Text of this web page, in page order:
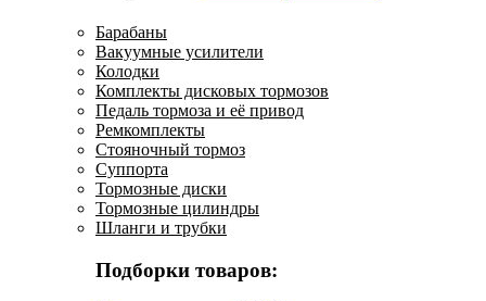
Барабаны
Вакуумные усилители
Колодки
Комплекты дисковых тормозов
Педаль тормоза и её привод
Ремкомплекты
Стояночный тормоз
Суппорта
Тормозные диски
Тормозные цилиндры
Шланги и трубки
Подборки товаров: